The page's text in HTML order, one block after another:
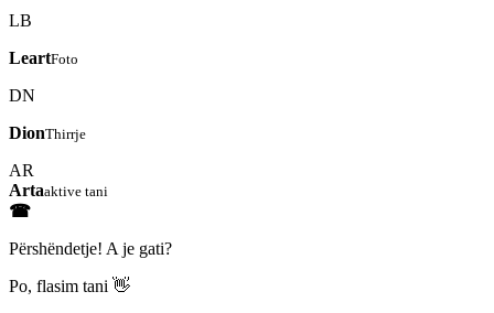
LB
LeartFoto
DN
DionThirrje
AR
Artaaktive tani
☎
Përshëndetje! A je gati?
Po, flasim tani 👋